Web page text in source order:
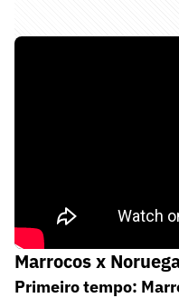
Marrocos x
Primeiro tempo: